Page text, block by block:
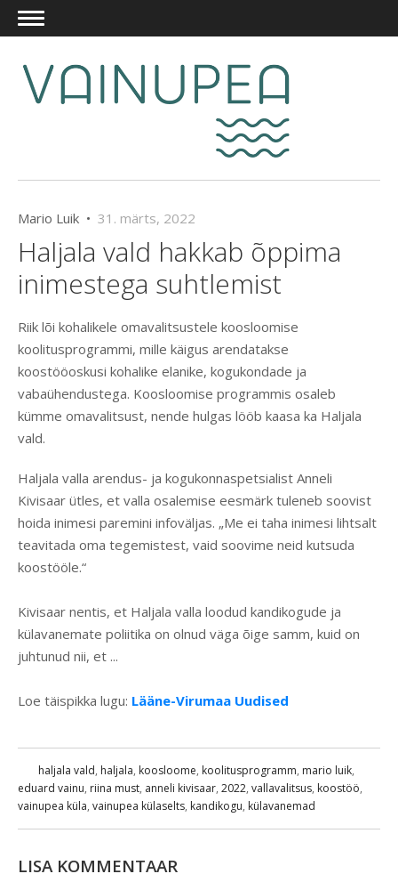
Mario Luik • 31. märts, 2022
Haljala vald hakkab õppima
inimestega suhtlemist
Riik lõi kohalikele omavalitsustele koosloomise
koolitusprogrammi, mille käigus arendatakse
koostööoskusi kohalike elanike, kogukondade ja
vabaühendustega. Koosloomise programmis osaleb
kümme omavalitsust, nende hulgas lööb kaasa ka Haljala
vald.
Haljala valla arendus- ja kogukonnaspetsialist Anneli
Kivisaar ütles, et valla osalemise eesmärk tuleneb soovist
hoida inimesi paremini infoväljas. „Me ei taha inimesi lihtsalt
teavitada oma tegemistest, vaid soovime neid kutsuda
koostööle.“
Kivisaar nentis, et Haljala valla loodud kandikogude ja
külavanemate poliitika on olnud väga õige samm, kuid on
juhtunud nii, et ...
Loe täispikka lugu: Lääne-Virumaa Uudised
haljala vald, haljala, koosloome, koolitusprogramm, mario luik,
eduard vainu, riina must, anneli kivisaar, 2022, vallavalitsus, koostöö,
vainupea küla, vainupea külaselts, kandikogu, külavanemad
LISA KOMMENTAAR